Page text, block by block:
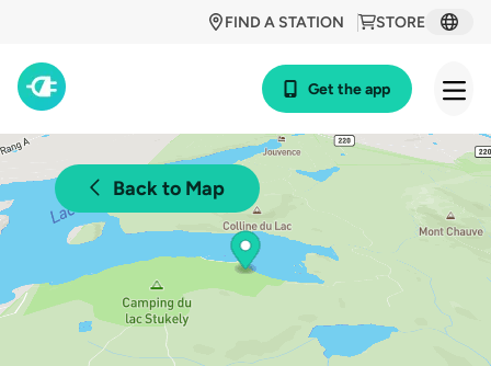
STORE
FIND A STATION
Get the app
Back to Map